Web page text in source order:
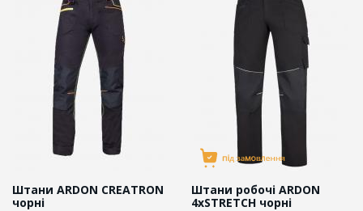
Штани ARDON CREATRON
чорні
Штани робочі ARDON
4xSTRETCH чорні